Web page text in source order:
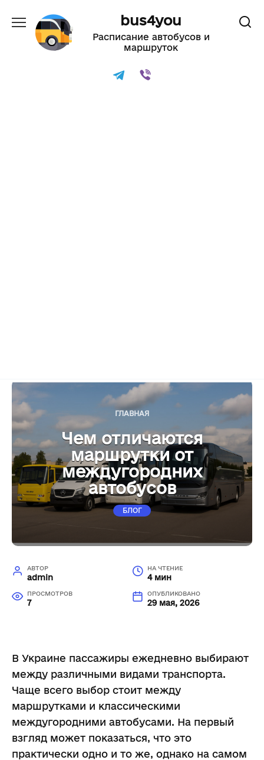
содержанию
bus4you
Расписание автобусов и
маршруток
ГЛАВНАЯ
Чем отличаются
маршрутки от
междугородних
автобусов
БЛОГ
АВТОР
admin
НА ЧТЕНИЕ
4 мин
ПРОСМОТРОВ
7
ОПУБЛИКОВАНО
29 мая, 2026
В Украине пассажиры ежедневно выбирают
между различными видами транспорта.
Чаще всего выбор стоит между
маршрутками и классическими
междугородними автобусами. На первый
взгляд может показаться, что это
практически одно и то же, однако на самом